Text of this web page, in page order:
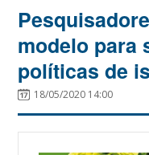
modelo para
políticas de
18/05/2020 14:00